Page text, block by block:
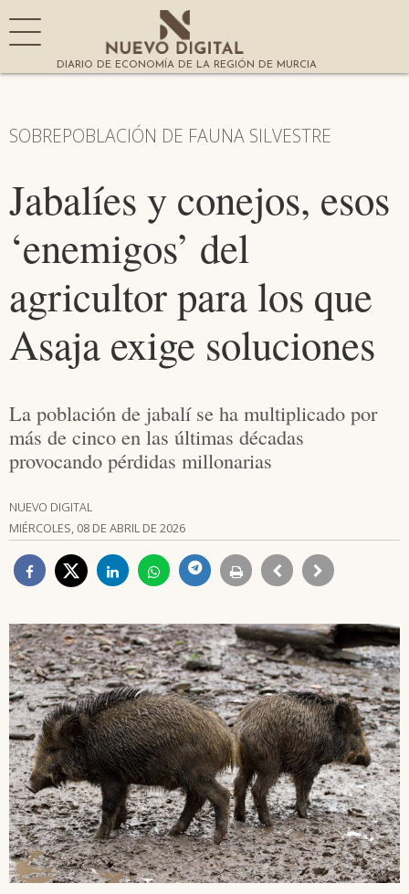
DIARIO DE ECONOMÍA DE LA REGIÓN DE MURCIA
SOBREPOBLACIÓN DE FAUNA SILVESTRE
Jabalíes y conejos, esos
‘enemigos’ del
agricultor para los que
Asaja exige soluciones
La población de jabalí se ha multiplicado por
más de cinco en las últimas décadas
provocando pérdidas millonarias
NUEVO DIGITAL
MIÉRCOLES, 08 DE ABRIL DE 2026